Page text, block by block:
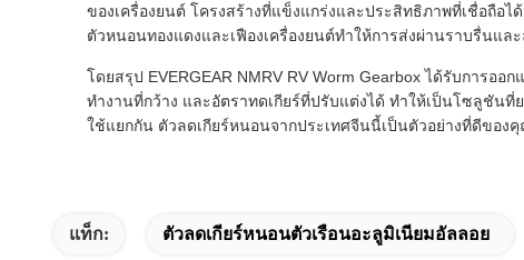
ของเครื่องยนต์ โครงสร้างที่แข็งแกร่งและประสิทธิภาพที่เชื่อถือ
ตัวหนอนทองแดงและเฟืองเครื่องยนต์ทำให้การส่งผ่านราบรื่นแ
โดยสรุป EVERGEAR NMRV RV Worm Gearbox ได้รับการ
ทำงานที่กว้าง และอัตราทดเกียร์ที่ปรับแต่งได้ ทำให้เป็นโซลูชันที่
ใช้แยกกัน ตัวลดเกียร์หนอนจากประเทศจีนนี้เป็นตัวอย่างที่ดีขอ
แท็ก: ตัวลดเกียร์หนอนตัวเรือนอะลูมิเนียมอัลลอย